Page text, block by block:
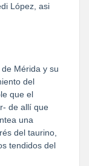
López, asi
Mérida y su
del
que el
de allí que
una
del taurino,
tendidos del